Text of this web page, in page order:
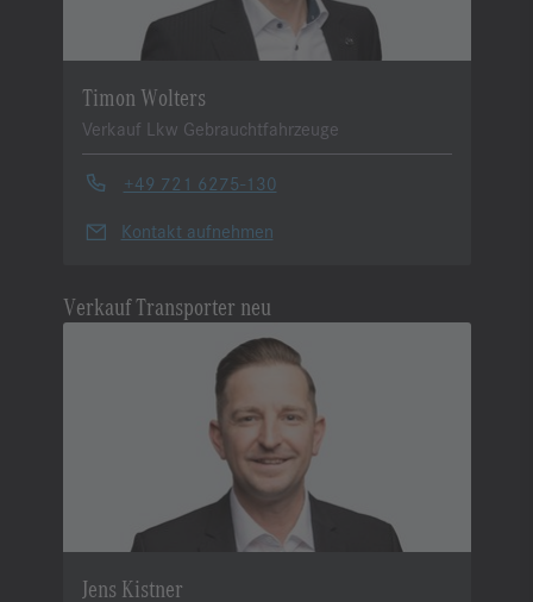
Timon Wolters
Verkauf Lkw Gebrauchtfahrzeuge
+49 721 6275-130
Kontakt aufnehmen
Verkauf Transporter neu
Jens Kistner